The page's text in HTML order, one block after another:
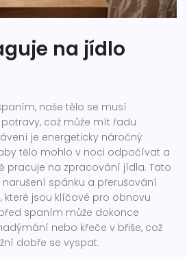
na jídlo
naše tělo se musí
což může mít řadu
je energeticky náročný
tělo mohlo v noci odpočívat a
pracuje na zpracování jídla. Tato
spánku a přerušování
které jsou klíčové pro obnovu
spaním může dokonce
nebo křeče v břiše, což
dobře se vyspat.